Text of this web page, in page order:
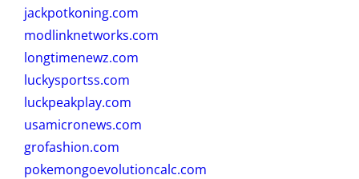
jackpotkoning.com
modlinknetworks.com
longtimenewz.com
luckysportss.com
luckpeakplay.com
usamicronews.com
grofashion.com
pokemongoevolutioncalc.com